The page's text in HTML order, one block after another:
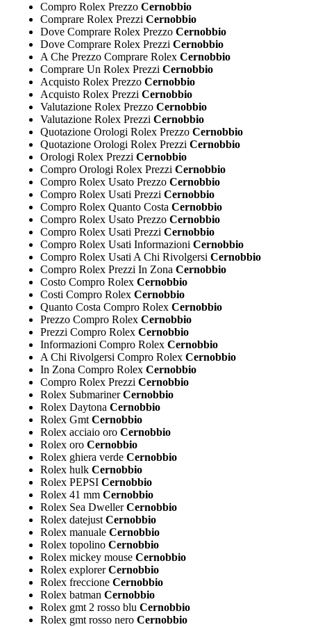
Compro Rolex Prezzo Cernobbio
Comprare Rolex Prezzi Cernobbio
Dove Comprare Rolex Prezzo Cernobbio
Dove Comprare Rolex Prezzi Cernobbio
A Che Prezzo Comprare Rolex Cernobbio
Comprare Un Rolex Prezzi Cernobbio
Acquisto Rolex Prezzo Cernobbio
Acquisto Rolex Prezzi Cernobbio
Valutazione Rolex Prezzo Cernobbio
Valutazione Rolex Prezzi Cernobbio
Quotazione Orologi Rolex Prezzo Cernobbio
Quotazione Orologi Rolex Prezzi Cernobbio
Orologi Rolex Prezzi Cernobbio
Compro Orologi Rolex Prezzi Cernobbio
Compro Rolex Usato Prezzo Cernobbio
Compro Rolex Usati Prezzi Cernobbio
Compro Rolex Quanto Costa Cernobbio
Compro Rolex Usato Prezzo Cernobbio
Compro Rolex Usati Prezzi Cernobbio
Compro Rolex Usati Informazioni Cernobbio
Compro Rolex Usati A Chi Rivolgersi Cernobbio
Compro Rolex Prezzi In Zona Cernobbio
Costo Compro Rolex Cernobbio
Costi Compro Rolex Cernobbio
Quanto Costa Compro Rolex Cernobbio
Prezzo Compro Rolex Cernobbio
Prezzi Compro Rolex Cernobbio
Informazioni Compro Rolex Cernobbio
A Chi Rivolgersi Compro Rolex Cernobbio
In Zona Compro Rolex Cernobbio
Compro Rolex Prezzi Cernobbio
Rolex SubmarinerCernobbio
Rolex Daytona Cernobbio
Rolex Gmt Cernobbio
Rolex acciaio oro Cernobbio
Rolex oro Cernobbio
Rolex ghiera verde Cernobbio
Rolex hulk Cernobbio
Rolex PEPSI Cernobbio
Rolex 41 mm Cernobbio
Rolex Sea DwellerCernobbio
Rolex datejust Cernobbio
Rolex manuale Cernobbio
Rolex topolino Cernobbio
Rolex mickey mouse Cernobbio
Rolex explorerCernobbio
Rolex freccione Cernobbio
Rolex batman Cernobbio
Rolex gmt 2 rosso blu Cernobbio
Rolex gmt rosso nero Cernobbio